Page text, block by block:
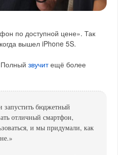
по доступной цене». Так
вышел iPhone 5S.
Полныйзвучитещё более
запустить бюджетный
отличный смартфон,
и мы придумали, как